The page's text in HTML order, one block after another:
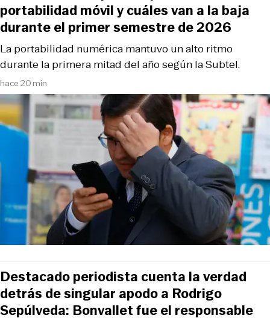
hace 20 min
La portabilidad numérica mantuvo un alto ritmo
durante la primera mitad del año según la Subtel.
portabilidad móvil y cuáles van a la baja
durante el primer semestre de 2026
Destacado periodista cuenta la verdad
detrás de singular apodo a Rodrigo
Sepúlveda: Bonvallet fue el responsable